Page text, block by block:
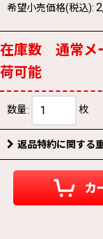
希望小売価格(税込):
在庫数 通常メ
荷可能
数量: 枚
返品特約に関する